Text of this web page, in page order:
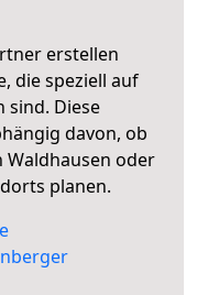
erstellen
die speziell auf
sind. Diese
davon, ob
Waldhausen oder
planen.